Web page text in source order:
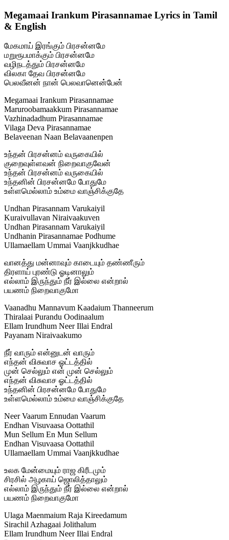
Megamaai Irankum Pirasannamae Lyrics in Tamil
& English
மேகமாய் இரங்கும் பிரசன்னமே
மறுரூபமாக்கும் பிரசன்னமே
வழிநடத்தும் பிரசன்னமே
விலகா தேவ பிரசன்னமே
பெலவீனன் நான் பெலவானென்பேன்
Megamaai Irankum Pirasannamae
Maruroobamaakkum Pirasannamae
Vazhinadadhum Pirasannamae
Vilaga Deva Pirasannamae
Belaveenan Naan Belavaanenpen
உந்தன் பிரசன்னம் வருகையில்
குறைவுள்ளவன் நிறைவாகுவேன்
உந்தன் பிரசன்னம் வருகையில்
உந்தனின் பிரசன்னமே போதுமே
உள்ளமெல்லாம் உம்மை வாஞ்சிக்குதே
Undhan Pirasannam Varukaiyil
Kuraivullavan Niraivaakuven
Undhan Pirasannam Varukaiyil
Undhanin Pirasannamae Podhume
Ullamaellam Ummai Vaanjkkudhae
வானத்து மன்னாவும் காடையும் தண்ணீரும்
திரளாய் புரண்டு ஓடினாலும்
எல்லாம் இருந்தும் நீர் இல்லை என்றால்
பயணம் நிறைவாகுமோ
Vaanadhu Mannavum Kaadaium Thanneerum
Thiralaai Purandu Oodinaalum
Ellam Irundhum Neer Illai Endral
Payanam Niraivaakumo
நீர் வாரும் என்னுடன் வாரும்
எந்தன் விசுவாச ஓட்டத்தில்
முன் செல்லும் என் முன் செல்லும்
எந்தன் விசுவாச ஓட்டத்தில்
உந்தனின் பிரசன்னமே போதுமே
உள்ளமெல்லாம் உம்மை வாஞ்சிக்குதே
Neer Vaarum Ennudan Vaarum
Endhan Visuvaasa Oottathil
Mun Sellum En Mun Sellum
Endhan Visuvaasa Oottathil
Ullamaellam Ummai Vaanjkkudhae
உலக மேன்மையும் ராஜ கிரீடமும்
சிரசில் அழகாய் ஜொலித்தாலும்
எல்லாம் இருந்தும் நீர் இல்லை என்றால்
பயணம் நிறைவாகுமோ
Ulaga Maenmaium Raja Kireedamum
Sirachil Azhagaai Jolithalum
Ellam Irundhum Neer Illai Endral